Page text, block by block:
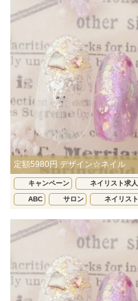
定額5980円 デザイン☆ネイル
キャンペーン ネイリスト求人
ABC サロン ネイリスト